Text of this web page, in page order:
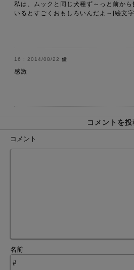
私は、ムックと同じ犬種ず～っと前か
いるとすごくおもしろいんだよ～[絵文
2014/08/22 優
感激
コメントを投
コメント
名前